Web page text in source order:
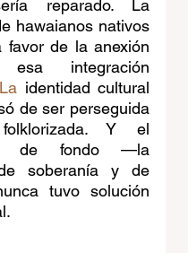
reparado. La
hawaianos nativos
favor de la anexión
identidad cultural
de ser perseguida
Y el
de fondo —la
soberanía y de
tuvo solución